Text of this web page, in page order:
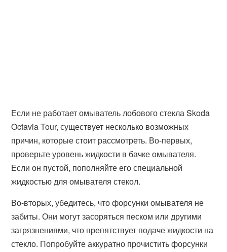
Если не работает омыватель лобового стекла Skoda
Octavia Tour, существует несколько возможных
причин, которые стоит рассмотреть. Во-первых,
проверьте уровень жидкости в бачке омывателя.
Если он пустой, пополняйте его специальной
жидкостью для омывателя стекол.
Во-вторых, убедитесь, что форсунки омывателя не
забиты. Они могут засоряться песком или другими
загрязнениями, что препятствует подаче жидкости на
стекло. Попробуйте аккуратно прочистить форсунки